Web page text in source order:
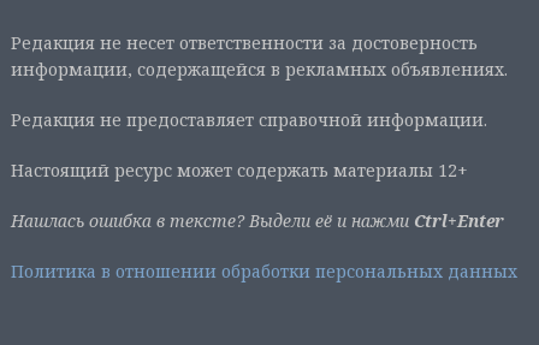
Редакция не несет ответственности за достоверность
информации, содержащейся в рекламных объявлениях.
Редакция не предоставляет справочной информации.
Настоящий ресурс может содержать материалы 12+
Нашлась ошибка в тексте? Выдели её и нажми Ctrl+Enter
Политика в отношении обработки персональных данных